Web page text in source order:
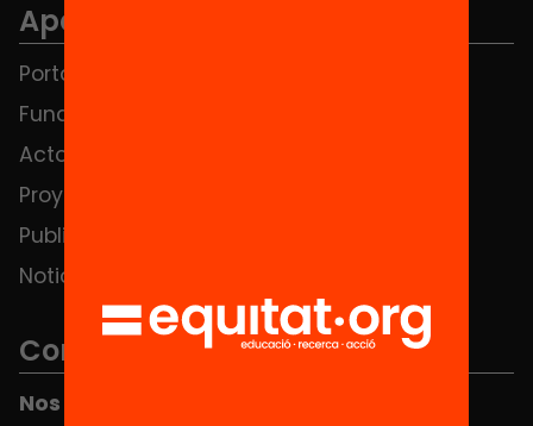
Apartados
Portada
Fundación
Actos
Proyectos
Publicaciones y vídeos
Noticias
Contacto
Nos puedes encontrar en el HUB Social